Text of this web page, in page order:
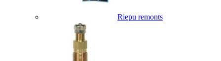
Riepu remonts